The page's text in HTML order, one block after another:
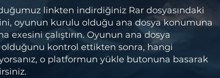
linkten indirdiğiniz Rar dosyasındaki
oyunun kurulu olduğu ana dosya konumuna
exesini çalıştırın. Oyunun ana dosya
kontrol ettikten sonra, hangi
o platformun yükle butonuna basarak